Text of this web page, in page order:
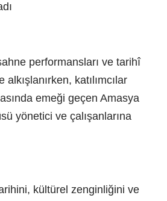
performansları ve tarihî
katılımcılar
emeği geçen Amasya
yönetici ve çalışanlarına
kültürel zenginliğini ve